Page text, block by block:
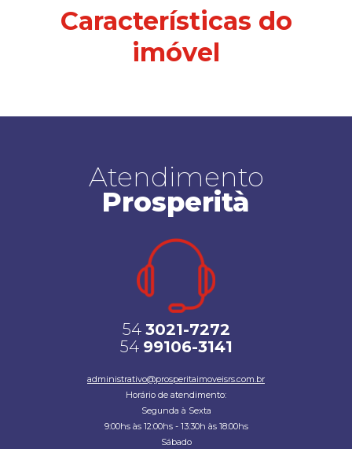
Características do
imóvel
Atendimento
Prosperità
54 3021-7272
54 99106-3141
administrativo@prosperitaimoveisrs.com.br
Horário de atendimento:
Segunda à Sexta
9:00hs às 12:00hs - 13:30h às 18:00hs
Sábado